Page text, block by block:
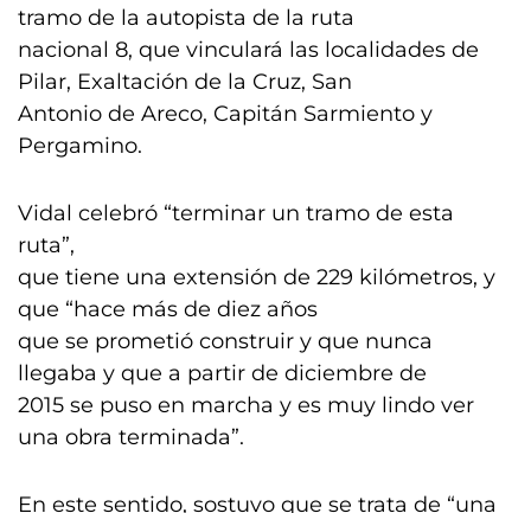
tramo de la autopista de la ruta
nacional 8, que vinculará las localidades de
Pilar, Exaltación de la Cruz, San
Antonio de Areco, Capitán Sarmiento y
Pergamino.
Vidal celebró “terminar un tramo de esta
ruta”,
que tiene una extensión de 229 kilómetros, y
que “hace más de diez años
que se prometió construir y que nunca
llegaba y que a partir de diciembre de
2015 se puso en marcha y es muy lindo ver
una obra terminada”.
En este sentido, sostuvo que se trata de “una